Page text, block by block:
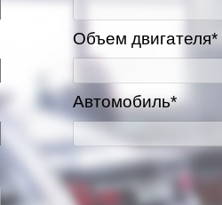
Объем двигателя*
Автомобиль*